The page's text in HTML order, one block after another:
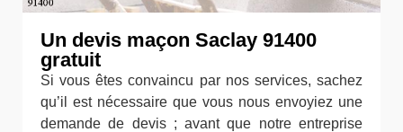
Un devis maçon Saclay 91400
gratuit
Si vous êtes convaincu par nos services, sachez
qu’il est nécessaire que vous nous envoyiez une
demande de devis ; avant que notre entreprise